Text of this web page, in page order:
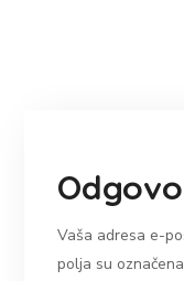
Vaša adresa e-
polja su